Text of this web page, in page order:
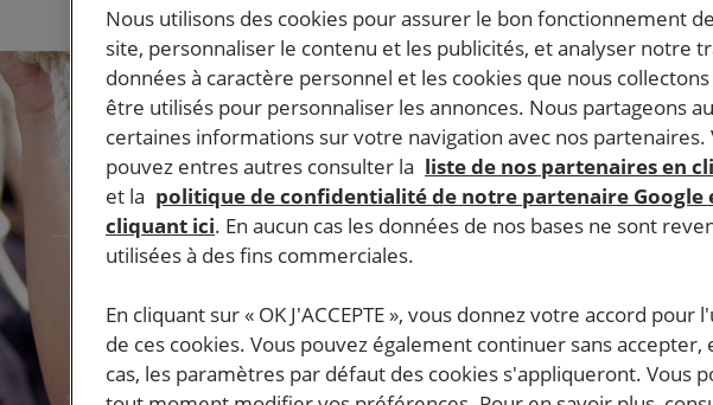
Nous utilisons des cookies pour assurer le bon fonctionnement
site, personnaliser le contenu et les publicités, et analyser notre
données à caractère personnel et les cookies que nous
être utilisés pour personnaliser les annonces. Nous partageons
certaines informations sur votre navigation avec nos partenaires.
pouvez entres autres consulter la liste de nos partenaires en
et la politique de confidentialité de notre partenaire Google
cliquant ici. En aucun cas les données de nos bases ne sont
utilisées à des fins commerciales.
En cliquant sur « OK J'ACCEPTE », vous donnez votre accord pour
de ces cookies. Vous pouvez également continuer sans accepter,
cas, les paramètres par défaut des cookies s'appliqueront. Vous